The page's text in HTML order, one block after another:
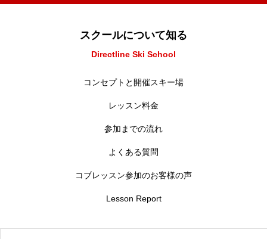
スクールについて知る
Directline Ski School
コンセプトと開催スキー場
レッスン料金
参加までの流れ
よくある質問
コブレッスン参加のお客様の声
Lesson Report